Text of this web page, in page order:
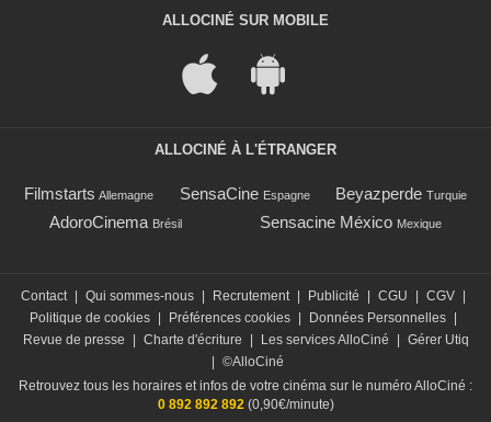
ALLOCINÉ SUR MOBILE
ALLOCINÉ À L'ÉTRANGER
Filmstarts Allemagne SensaCine Espagne Beyazperde Turquie
AdoroCinema Brésil Sensacine México Mexique
Contact Qui sommes-nous Recrutement Publicité CGU CGV
Politique de cookies
Préférences cookies Données Personnelles
Revue de presse
Charte d'écriture Les services AlloCiné
Gérer Utiq
©AlloCiné
Retrouvez tous les horaires et infos de votre cinéma sur le numéro AlloCiné :
0 892 892 892(0,90€/minute)